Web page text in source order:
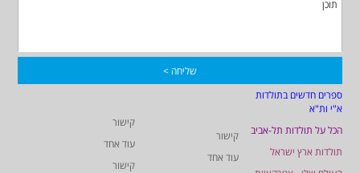
ספרים חדשים בתולדות
א"י ות"א
הכל על תולדות תל-אביב
תולדות ארץ ישראל
קישור
עוד אחד
קישור
עוד אחד
קישור